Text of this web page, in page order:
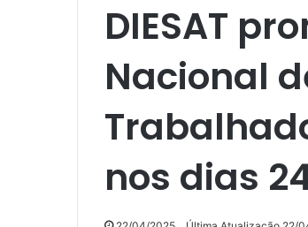
DIESAT
Nacional
nos dias